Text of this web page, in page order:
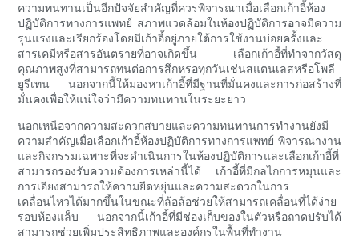
ความทนทานเป็นอีกปัจจัยสำคัญที่ควรพิจารณาเมื่อเลือกเก้าอี้ห้อง
ปฏิบัติการทางการแพทย์ สภาพแวดล้อมในห้องปฏิบัติการอาจมีความ
รุนแรงและเรียกร้องโดยมีเก้าอี้อยู่ภายใต้การใช้งานบ่อยครั้งและ
สารเคมีหรือสารอันตรายที่อาจเกิดขึ้น เลือกเก้าอี้ที่ทำจากวัสดุ
คุณภาพสูงที่สามารถทนต่อการสึกหรอทุกวันเช่นสแตนเลสหรือโพลี
ยูรีเทน นอกจากนี้ให้มองหาเก้าอี้ที่มีฐานที่มั่นคงและการก่อสร้างที่
มั่นคงเพื่อให้แน่ใจว่ามีความทนทานในระยะยาว
นอกเหนือจากความสะดวกสบายและความทนทานการทำงานยังมี
ความสำคัญเมื่อเลือกเก้าอี้ห้องปฏิบัติการทางการแพทย์ พิจารณางาน
และกิจกรรมเฉพาะที่จะดำเนินการในห้องปฏิบัติการและเลือกเก้าอี้ที่
สามารถรองรับความต้องการเหล่านี้ได้ เก้าอี้ที่มีกลไกการหมุนและ
การเอียงสามารถให้ความยืดหยุ่นและความสะดวกในการ
เคลื่อนไหวได้มากขึ้นในขณะที่ล้อล้อช่วยให้สามารถเคลื่อนที่ได้ง่าย
รอบห้องแล็บ นอกจากนี้เก้าอี้ที่มีช่องเก็บของในตัวหรือถาดปรับได้
สามารถช่วยเพิ่มประสิทธิภาพและองค์กรในพื้นที่ทำงาน